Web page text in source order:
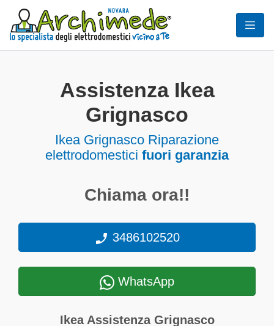
Assistenza Ikea
Grignasco
Ikea Grignasco Riparazione
elettrodomestici fuori garanzia
Chiama ora!!
3486102520
WhatsApp
Ikea Assistenza Grignasco